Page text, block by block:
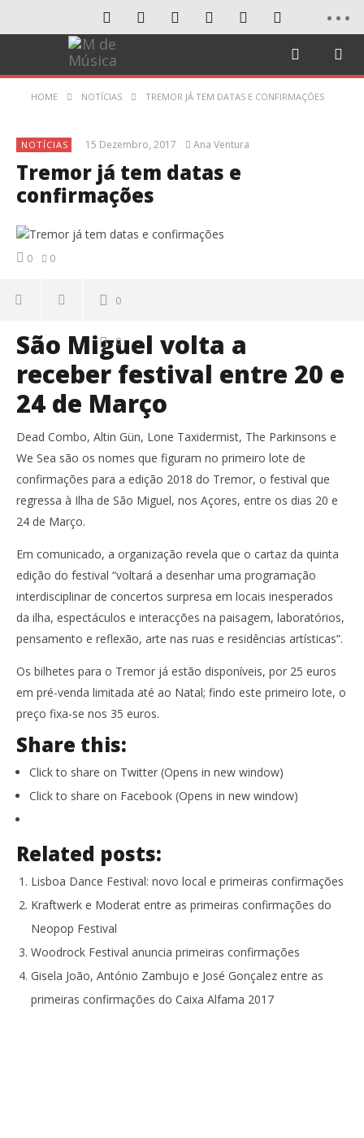
HOME NOTÍCIAS TREMOR JÁ TEM DATAS E CONFIRMAÇÕES
NOTÍCIAS 15 Dezembro, 2017 Ana Ventura
Tremor já tem datas e
confirmações
0 0
0
0
São Miguel volta a
receber festival entre 20 e
24 de Março
Dead Combo, Altin Gün, Lone Taxidermist, The Parkinsons e
We Sea são os nomes que figuram no primeiro lote de
confirmações para a edição 2018 do Tremor, o festival que
regressa à Ilha de São Miguel, nos Açores, entre os dias 20 e
24 de Março.
Em comunicado, a organização revela que o cartaz da quinta
edição do festival “voltará a desenhar uma programação
interdisciplinar de concertos surpresa em locais inesperados
da ilha, espectáculos e interacções na paisagem, laboratórios,
pensamento e reflexão, arte nas ruas e residências artísticas”.
Os bilhetes para o Tremor já estão disponíveis, por 25 euros
em pré-venda limitada até ao Natal; findo este primeiro lote, o
preço fixa-se nos 35 euros.
Share this:
Click to share on Twitter (Opens in new window)
Click to share on Facebook (Opens in new window)
Related posts:
Lisboa Dance Festival: novo local e primeiras confirmações
Kraftwerk e Moderat entre as primeiras confirmações do
Neopop Festival
Woodrock Festival anuncia primeiras confirmações
Gisela João, António Zambujo e José Gonçalez entre as
primeiras confirmações do Caixa Alfama 2017